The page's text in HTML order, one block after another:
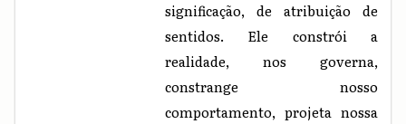
significação, de atribuição de
sentidos. Ele constrói a
realidade, nos governa,
constrange nosso
comportamento, projeta nossa